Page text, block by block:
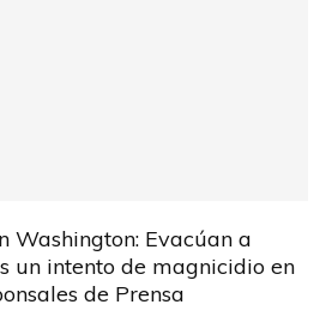
Washington: Evacúan a
un intento de magnicidio en
de Prensa